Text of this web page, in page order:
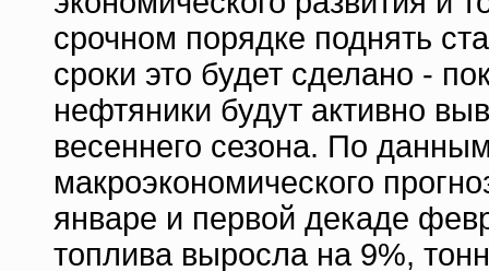
срочном порядке поднять
сроки это будет сделано -
нефтяники будут активно
весеннего сезона. По
макроэкономического
январе и первой декаде
топлива выросла на 9%,